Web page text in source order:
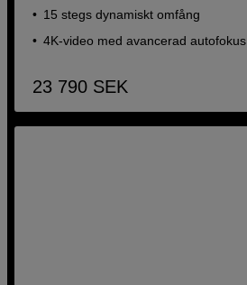
15 stegs dynamiskt omfång
4K-video med avancerad autofokus
23 790 SEK